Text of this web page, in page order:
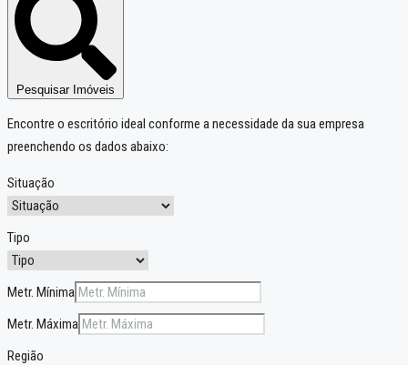
Pesquisar Imóveis
Encontre o escritório ideal conforme a necessidade da sua empresa
preenchendo os dados abaixo:
Situação
Tipo
Metr. Mínima
Metr. Máxima
Região